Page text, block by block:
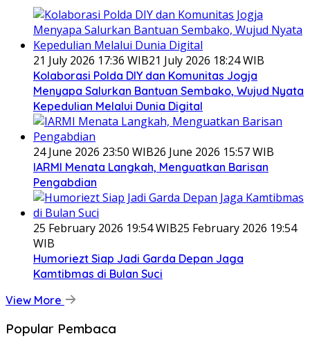
21 July 2026 17:36 WIB21 July 2026 18:24 WIB
Kolaborasi Polda DIY dan Komunitas Jogja
Menyapa Salurkan Bantuan Sembako, Wujud Nyata
Kepedulian Melalui Dunia Digital
24 June 2026 23:50 WIB26 June 2026 15:57 WIB
IARMI Menata Langkah, Menguatkan Barisan
Pengabdian
25 February 2026 19:54 WIB25 February 2026 19:54
WIB
Humoriezt Siap Jadi Garda Depan Jaga
Kamtibmas di Bulan Suci
View More
Popular Pembaca